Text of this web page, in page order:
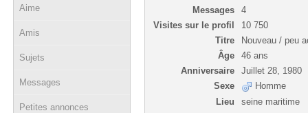
Aime
Amis
Sujets
Messages
Petites annonces
Messages
4
Visites sur le profil
10 750
Titre
Nouveau / peu
Âge
46 ans
Anniversaire
Juillet 28, 1980
Sexe
Homme
Lieu
seine maritime